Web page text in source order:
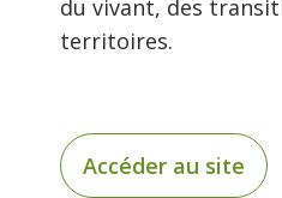
du vivant, des
territoires.
Accéder au site